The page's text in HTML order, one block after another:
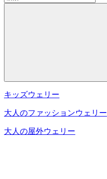
キッズウェリー
大人のファッションウェリー
大人の屋外ウェリー